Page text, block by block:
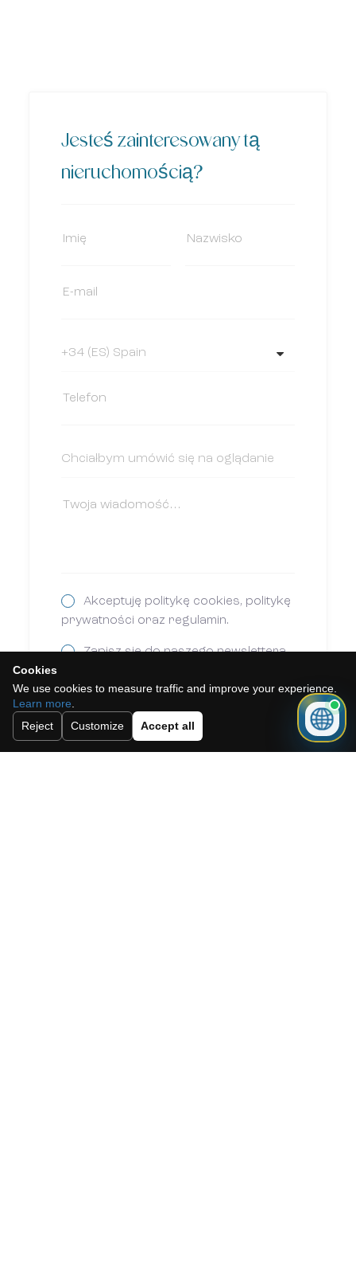
Jesteś zainteresowany tą
nieruchomością?
Akceptuję politykę cookies, politykę
prywatności oraz regulamin.
Zapisz się do naszego newslettera.
Wysłać
Cookies
We use cookies to measure traffic and improve your experience.
Learn more
Reject
Customize Accept all